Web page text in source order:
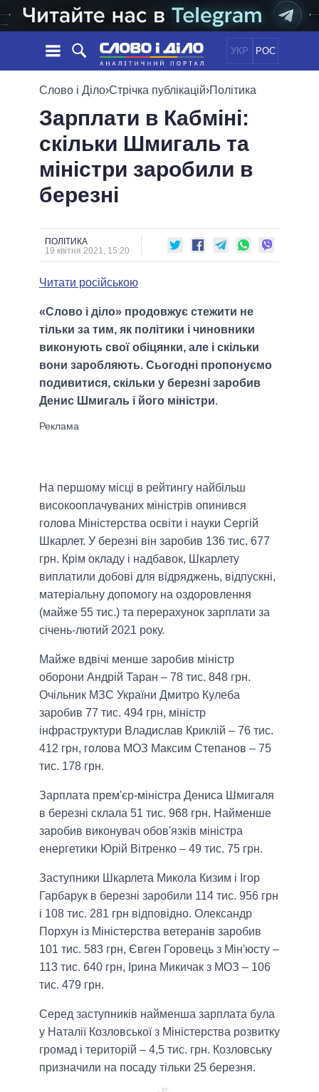
УКР РОС
НОВИНИ
СТРІЧКА
ПОДІЇ
СТАТТІ
ОГЛЯДИ
ДАЙДЖЕСТИ
ПОЛІТИКА
ЕКОНОМІКА
СУСПІЛЬСТВО
ОБIЦЯНКИ
ПОЛIТИКИ
УСІ ПОЛІТИКИ
ПРЕЗИДЕНТ І ОФІС
ВЕРХОВНА РАДА
КАБІНЕТ МІНІСТРІВ
МЕРИ МІСТ
ВСІ ПЕРСОНИ
ІНФОГРАФІКА
ПІДТРИМАТИ
ПОРІВНЯННЯ ПОЛІТИКІВ
Слово і Діло›Стрічка публікацій›Політика
Зарплати в Кабміні:
скільки Шмигаль та
міністри заробили в
березні
ПОЛІТИКА
19 квітня 2021, 15:20
Читати російською
«Слово і діло» продовжує стежити не
тільки за тим, як політики і чиновники
виконують свої обіцянки, але і скільки
вони заробляють. Сьогодні пропонуємо
подивитися, скільки у березні заробив
Денис Шмигаль і його міністри.
На першому місці в рейтингу найбільш
високооплачуваних міністрів опинився
голова Міністерства освіти і науки Сергій
Шкарлет. У березні він заробив 136 тис. 677
грн. Крім окладу і надбавок, Шкарлету
виплатили добові для відряджень, відпускні,
матеріальну допомогу на оздоровлення
(майже 55 тис.) та перерахунок зарплати за
січень-лютий 2021 року.
Майже вдвічі менше заробив міністр
оборони Андрій Таран – 78 тис. 848 грн.
Очільник МЗС України Дмитро Кулеба
заробив 77 тис. 494 грн, міністр
інфраструктури Владислав Криклій – 76 тис.
412 грн, голова МОЗ Максим Степанов – 75
тис. 178 грн.
Зарплата прем'єр-міністра Дениса Шмигаля
в березні склала 51 тис. 968 грн. Найменше
заробив виконувач обов'язків міністра
енергетики Юрій Вітренко – 49 тис. 75 грн.
Заступники Шкарлета Микола Кизим і Ігор
Гарбарук в березні заробили 114 тис. 956 грн
і 108 тис. 281 грн відповідно. Олександр
Порхун із Міністерства ветеранів заробив
101 тис. 583 грн, Євген Горовець з Мін'юсту –
113 тис. 640 грн, Ірина Микичак з МОЗ – 106
тис. 479 грн.
Серед заступників найменша зарплата була
у Наталії Козловської з Міністерства розвитку
громад і територій – 4,5 тис. грн. Козловську
призначили на посаду тільки 25 березня.